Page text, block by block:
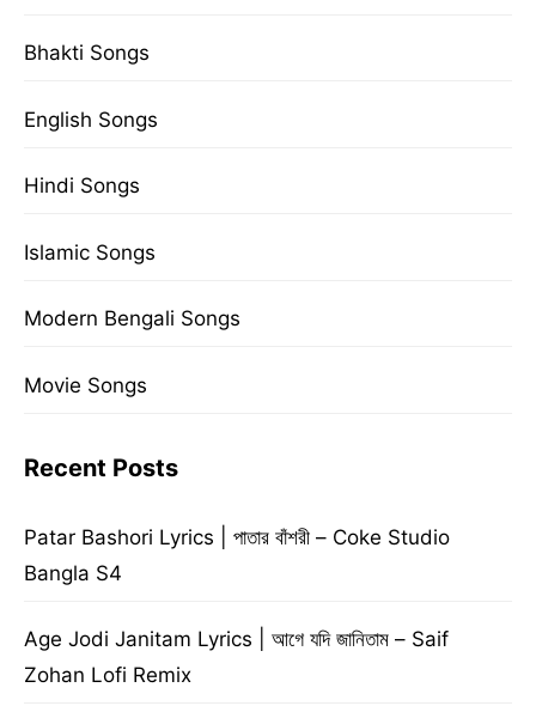
Bhakti Songs
English Songs
Hindi Songs
Islamic Songs
Modern Bengali Songs
Movie Songs
Recent Posts
Patar Bashori Lyrics | পাতার বাঁশরী – Coke Studio
Bangla S4
Age Jodi Janitam Lyrics | আগে যদি জানিতাম – Saif
Zohan Lofi Remix